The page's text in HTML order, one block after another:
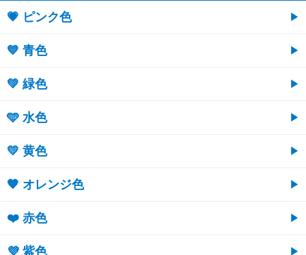
💗 ピンク色
💙 青色
💚 緑色
🩵 水色
💛 黄色
🧡 オレンジ色
❤️ 赤色
💜 紫色